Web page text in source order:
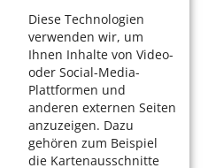
Diese Technologien
verwenden wir, um
Ihnen Inhalte von Video-
oder Social-Media-
Plattformen und
anderen externen Seiten
anzuzeigen. Dazu
gehören zum Beispiel
die Kartenausschnitte